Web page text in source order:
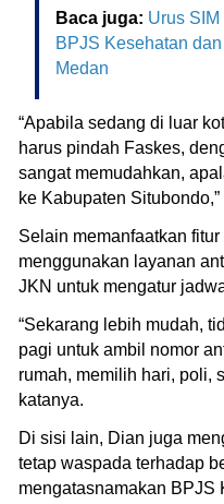
Baca juga: Urus
BPJS Kesehatan
Medan
‎“Apabila sedang di luar
harus pindah Faskes,
sangat memudahkan,
ke Kabupaten
Selain memanfaatkan
menggunakan layanan
JKN untuk mengatur
“Sekarang lebih mudah,
pagi untuk ambil nomor
rumah, memilih hari, poli,
katanya.
Di sisi lain, Dian juga
tetap waspada terhadap
mengatasnamakan BPJS